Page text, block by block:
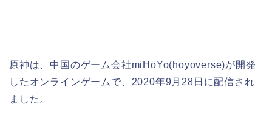
原神は、中国のゲーム会社miHoYo(hoyoverse)が開発
したオンラインゲームで、2020年9月28日に配信され
ました。